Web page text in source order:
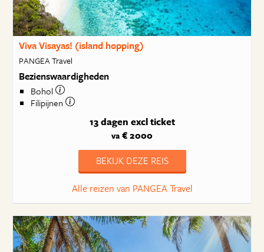
Viva Visayas! (island hopping)
PANGEA Travel
Bezienswaardigheden
Bohol
Filipijnen
13 dagen excl ticket
va € 2000
BEKIJK DEZE REIS
Alle reizen van PANGEA Travel